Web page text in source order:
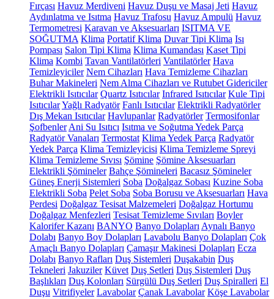
Fırçası Havuz Merdiveni Havuz Duşu ve Masaj Jeti Havuz
Aydınlatma ve Isıtma Havuz Trafosu Havuz Ampulü Havuz
Termometresi Karavan ve Aksesuarları ISITMA VE
SOĞUTMA Klima Portatif Klima Duvar Tipi Klima Isı
Pompası Salon Tipi Klima Klima Kumandası Kaset Tipi
Klima Kombi Tavan Vantilatörleri Vantilatörler Hava
Temizleyiciler Nem Cihazları Hava Temizleme Cihazları
Buhar Makineleri Nem Alma Cihazları ve Rutubet Gidericiler
Elektrikli Isıtıcılar Quartz Isıtıcılar Infrared Isıtıcılar Kule Tipi
IsıtıcılarYağlı Radyatör Fanlı Isıtıcılar Elektrikli Radyatörler
Dış Mekan Isıtıcılar Havlupanlar Radyatörler Termosifonlar
Şofbenler Ani Su Isıtıcı Isıtma ve Soğutma Yedek Parça
Radyatör Vanaları Termostat Klima Yedek Parça Radyatör
Yedek Parça Klima Temizleyicisi Klima Temizleme Spreyi
Klima Temizleme Sıvısı Şömine Şömine Aksesuarları
Elektrikli Şömineler Bahçe Şömineleri Bacasız Şömineler
Güneş Enerji Sistemleri Soba Doğalgaz Sobası Kuzine Soba
Elektrikli Soba Pelet Soba Soba Borusu ve Aksesuarları Hava
Perdesi Doğalgaz Tesisat Malzemeleri Doğalgaz Hortumu
Doğalgaz Menfezleri Tesisat Temizleme Sıvıları Boyler
Kalorifer Kazanı BANYO Banyo Dolapları Aynalı Banyo
Dolabı Banyo Boy Dolapları Lavabolu Banyo Dolapları Çok
Amaçlı Banyo Dolapları Çamaşır Makinesi Dolapları Ecza
Dolabı Banyo Rafları Duş Sistemleri Duşakabin Duş
Tekneleri Jakuziler Küvet Duş Setleri Duş Sistemleri Duş
Başlıkları Duş Kolonları Sürgülü Duş Setleri Duş Spiralleri El
Duşu Vitrifiyeler Lavabolar Çanak Lavabolar Köşe Lavabolar